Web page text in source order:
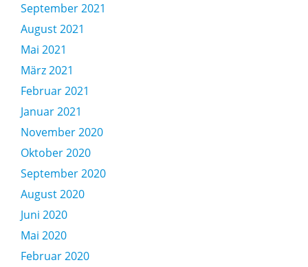
September 2021
August 2021
Mai 2021
März 2021
Februar 2021
Januar 2021
November 2020
Oktober 2020
September 2020
August 2020
Juni 2020
Mai 2020
Februar 2020